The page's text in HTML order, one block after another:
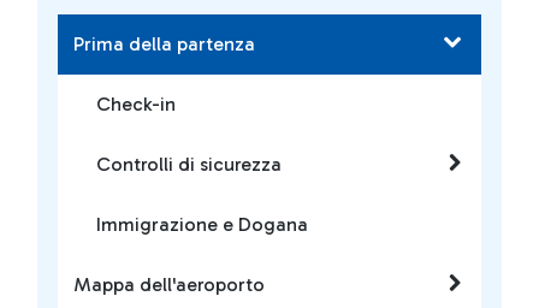
Prima della partenza
Check-in
Controlli di sicurezza
Immigrazione e Dogana
Mappa dell'aeroporto